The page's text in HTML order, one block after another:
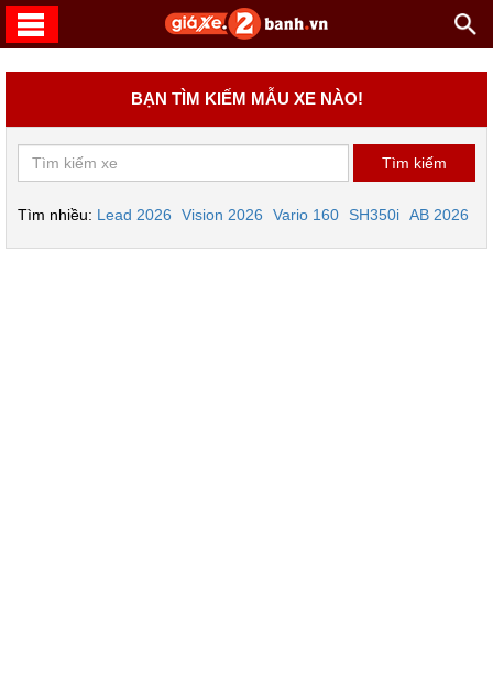
BẠN TÌM KIẾM MẪU XE NÀO!
Tìm nhiều: Lead 2026 Vision 2026 Vario 160 SH350i AB 2026